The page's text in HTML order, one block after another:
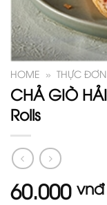
HOME » THỰC ĐƠN
CHẢ GIÒ
Rolls
60.000 vnđ